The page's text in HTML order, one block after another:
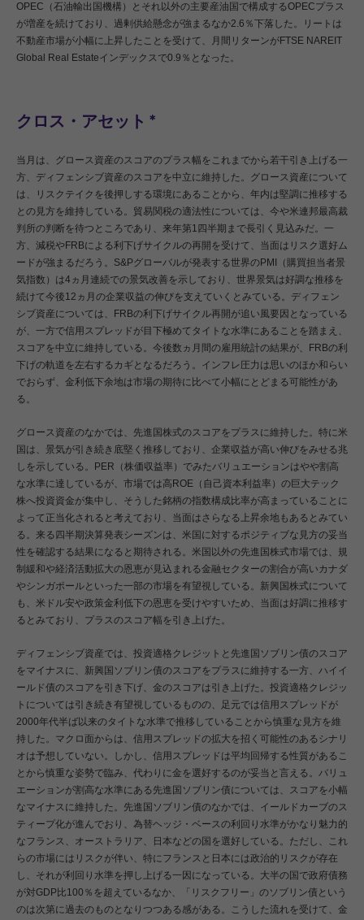
OPEC（石油輸出国機構）とそれ以外の主要産油国で構成するOPECプラス
が増産を続けており、過剰供給懸念が強まるなか2.6％下落した。リートは
不動産市場が小幅に上昇したことを受けて、月間リターンがFTSE NAREIT
Global Real Estateインデックスで0.9％となった。
クロス・アセット ＊
当月は、グロース資産のスコアのプラス幅をこれまでから若干引き上げる一
方、ディフェンシブ資産のスコアを中立に維持した。グロース資産について
は、リスクテイクを後押しする環境にあることから、年内は堅調に推移する
との見方を維持している。貿易関税の適法性については、今や米連邦最高裁
判所の判断を待つところであり、来年第1四半期まで長引く見込みだ。一
方、減税やFRBによる利下げサイクルの再開を受けて、当面はリスク選好ム
ードが強まるだろう。S&Pグローバルが発表する世界のPMI（購買担当者景
気指数）は4ヵ月連続での景気改善を示しており、世界景気は好調な推移を
続けて今後12ヵ月の企業収益の伸びを支えていくとみている。ディフェン
シブ資産については、FRBの利下げサイクル再開が追い風要因となっている
が、一方で信用スプレッドが目下極めてタイトな水準にあることを踏まえ、
スコアを中立に維持している。今後数ヵ月間の雇用統計の結果が、FRBの利
下げの軌道を左右するカギとなるだろう。インフレ圧力は思いのほか和らい
でおらず、金利低下余地は市場の期待に比べて小幅にとどまる可能性があ
る。
グロース資産のなかでは、先進国株式のスコアをプラスに維持した。特に米
国は、景気が引き続き底堅く推移しており、企業収益が高い伸びをみせる兆
しを示している。PER（株価収益率）でみたバリュエーションはやや割高
な水準に達しているが、市場では高ROE（自己資本利益率）の巨大テック
株へ投資資金が集中し、そうした銘柄の指数構成比率が高まっていることに
よって正当化されると考えており、当面はさらなる上昇余地もあるとみてい
る。来る四半期決算発表シーズンは、米国に対するポジティブな見方の妥当
性を確認する結果になると期待される。米国以外の先進国株式市場では、規
制緩和や経済活動拡大の恩恵が見込まれる金融セクターの割合が高いカナダ
やシンガポールといった一部の市場を有望視している。新興国株式について
も、米ドル安や政策金利低下の恩恵を受けやすいため、当面は好調に推移す
るとみており、プラスのスコア幅を引き上げた。
ディフェンシブ資産では、投資適格クレジットと先進国ソブリン債のスコア
をマイナスに、新興国ソブリン債のスコアをプラスに維持する一方、ハイイ
ールド債のスコアを引き下げ、金のスコアは引き上げた。投資適格クレジッ
トについては引き続き有望視しているものの、足元では信用スプレッドが
2000年代半ば以来のタイトな水準で推移していることから慎重な見方を維
持した。マクロ面からは、信用スプレッドの拡大を招く可能性のあるシナリ
オは予想していない。しかし、信用スプレッドは平均回帰する性質があるこ
とから慎重な姿勢で臨み、代わりに金を選好するのが妥当と言える。バリュ
エーションが割高な水準にある先進国ソブリン債については、スコアを小幅
なマイナスに維持した。先進国ソブリン債のなかでは、イールドカーブのス
ティープ化が進んでおり、為替ヘッジ・ベースの利回り水準がかなり魅力的
なフランス、オーストラリア、日本などの国を選好している。ただし、これ
らの市場にはリスクが伴い、特にフランスと日本には政治的リスクが存在
し、それが利回り水準を押し上げる一因になっている。大半の国で政府債務
が対GDP比100％を超えているなか、「リスクフリー」のソブリン債という
のは次第に過去のものとなりつつある感がある。こうした流れを受けて、金